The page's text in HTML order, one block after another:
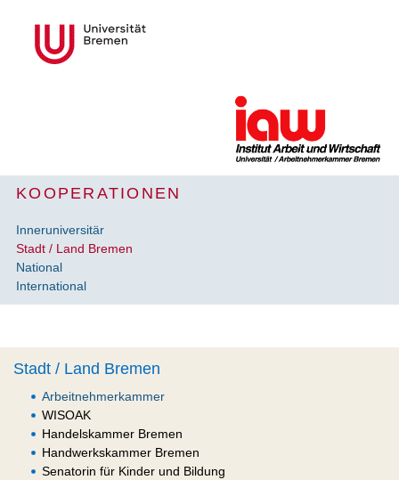
KOOPERATIONEN
Inneruniversitär
Stadt / Land Bremen
National
International
Stadt / Land Bremen
Arbeitnehmerkammer
WISOAK
Handelskammer Bremen
Handwerkskammer Bremen
Senatorin für Kinder und Bildung